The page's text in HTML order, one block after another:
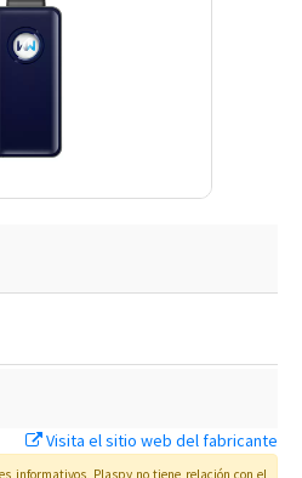
Visita el sitio web del fabricante
informativos, Plaspy no tiene relación con el